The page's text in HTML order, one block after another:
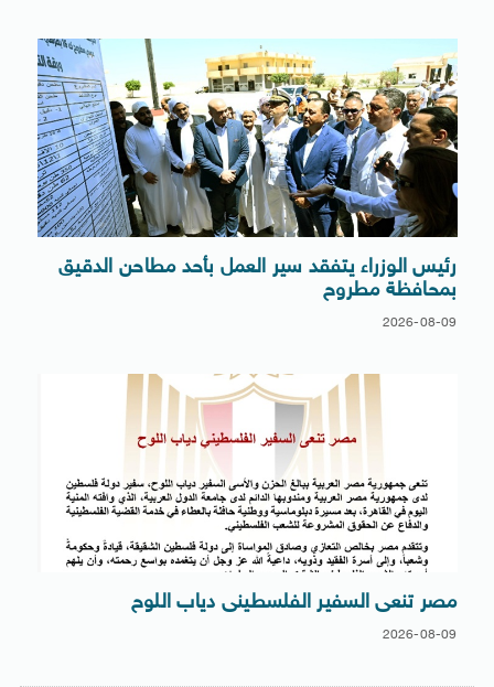
رئيس الوزراء يتفقد سير العمل بأحد مطاحن الدقيق
بمحافظة مطروح
2026-08-09
مصر تنعى السفير الفلسطينى دياب اللوح
2026-08-09